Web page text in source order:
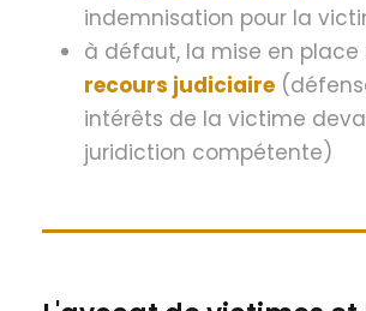
indemnisation pour la
à défaut, la mise en place
recours judiciaire
intérêts de la victime
juridiction compétente)